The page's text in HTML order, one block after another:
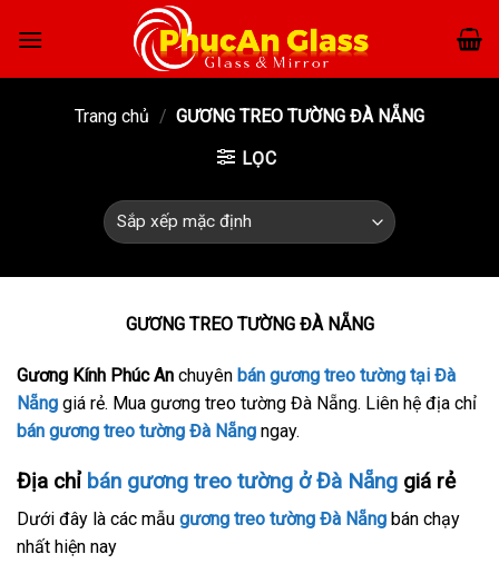
Trang chủ / GƯƠNG TREO TƯỜNG ĐÀ NẴNG
LỌC
GƯƠNG TREO TƯỜNG ĐÀ NẴNG
Gương Kính Phúc An chuyên bán gương treo tường tại Đà
Nẵng giá rẻ. Mua gương treo tường Đà Nẵng. Liên hệ địa chỉ
bán gương treo tường Đà Nẵng ngay.
Địa chỉ bán gương treo tường ở Đà Nẵng giá rẻ
Dưới đây là các mẫu gương treo tường Đà Nẵng bán chạy
nhất hiện nay